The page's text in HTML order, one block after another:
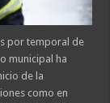
por temporal de
municipal ha
de la
como en